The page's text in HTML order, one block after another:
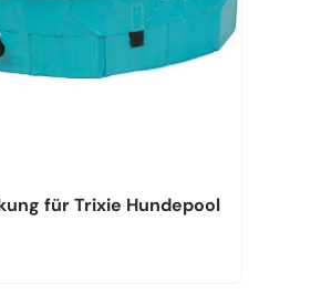
für Trixie Hundepool